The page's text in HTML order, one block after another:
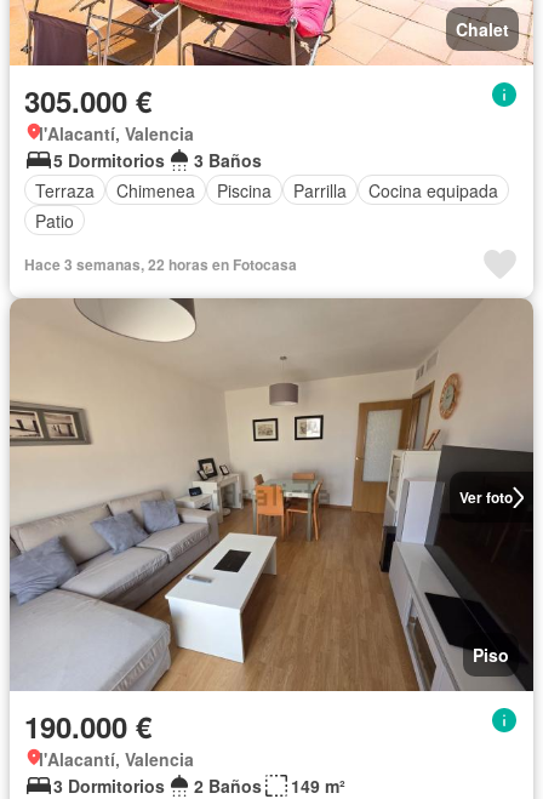
Chalet
305.000 €
l'Alacantí, Valencia
5 Dormitorios
3 Baños
Terraza
Chimenea Piscina Parrilla
Cocina equipada
Patio
Hace 3 semanas, 22 horas en Fotocasa
Ver foto
Piso
190.000 €
l'Alacantí, Valencia
3 Dormitorios
2 Baños 149 m²